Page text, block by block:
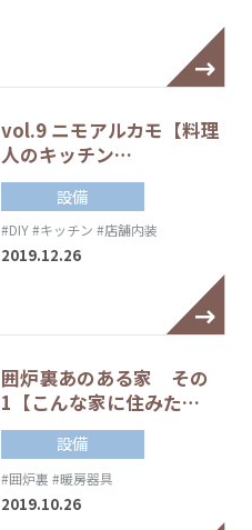
vol.9 ニモアルカモ【料理
人のキッチン…
設備
#DIY#キッチン #店舗内装
2019.12.26
囲炉裏あのある家 その
1【こんな家に住みた…
設備
#囲炉裏 #暖房器具
2019.10.26